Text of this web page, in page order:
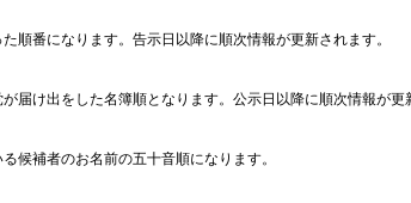
順番になります。告示日以降に順次情報が更新されます。
届け出をした名簿順となります。公示日以降に順次情報が更
候補者のお名前の五十音順になります。